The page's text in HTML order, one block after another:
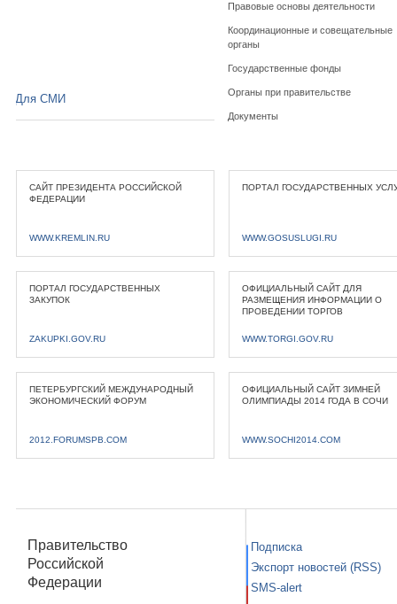
Правовые основы деятельности
Координационные и совещательные
органы
Государственные фонды
Органы при правительстве
Документы
Для СМИ
САЙТ ПРЕЗИДЕНТА РОССИЙСКОЙ
ФЕДЕРАЦИИ
WWW.KREMLIN.RU
ПОРТАЛ ГОСУДАРСТВЕННЫХ
WWW.GOSUSLUGI.RU
ПОРТАЛ ГОСУДАРСТВЕННЫХ
ЗАКУПОК
ZAKUPKI.GOV.RU
ОФИЦИАЛЬНЫЙ САЙТ ДЛЯ
РАЗМЕЩЕНИЯ ИНФОРМАЦИИ О
ПРОВЕДЕНИИ ТОРГОВ
WWW.TORGI.GOV.RU
ПЕТЕРБУРГСКИЙ МЕЖДУНАРОДНЫЙ
ЭКОНОМИЧЕСКИЙ ФОРУМ
2012.FORUMSPB.COM
ОФИЦИАЛЬНЫЙ САЙТ ЗИМНЕЙ
ОЛИМПИАДЫ 2014 ГОДА В СОЧИ
WWW.SOCHI2014.COM
Правительство
Российской
Федерации
Подписка
Экспорт новостей (RSS)
SMS-alert